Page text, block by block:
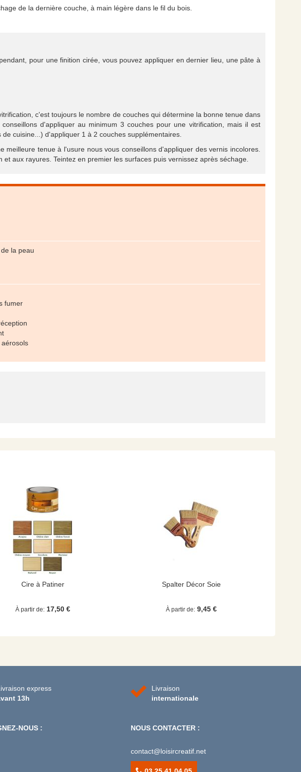
de la dernière couche, à main légère dans le fil du bois.
pour une finition cirée, vous pouvez appliquer en dernier lieu, une pâte à
c'est toujours le nombre de couches qui détermine la bonne tenue dans
d'appliquer au minimum 3 couches pour une vitrification, mais il est
cuisine...) d'appliquer 1 à 2 couches supplémentaires.
tenue à l'usure nous vous conseillons d'appliquer des vernis incolores.
aux rayures. Teintez en premier les surfaces puis vernissez après séchage.
la peau
fumer
Cire à Patiner
À partir de 17,50 €
Spalter Décor Soie
À partir de 9,45 €
express
13h
Livraison
internationale
NOUS : NOUS CONTACTER :
contact@loisircreatif.net